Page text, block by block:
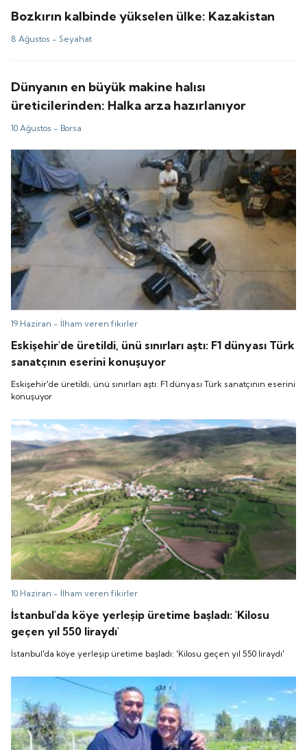
Bozkırın kalbinde yükselen ülke: Kazakistan
8 Ağustos -Seyahat
Dünyanın en büyük makine halısı
üreticilerinden: Halka arza hazırlanıyor
10 Ağustos - Borsa
19 Haziran - İlham veren fikirler
Eskişehir'de üretildi, ünü sınırları aştı: F1 dünyası Türk
sanatçının eserini konuşuyor
Eskişehir'de üretildi, ünü sınırları aştı: F1 dünyası Türk sanatçının eserini
konuşuyor
10 Haziran - İlham veren fikirler
İstanbul'da köye yerleşip üretime başladı: 'Kilosu
geçen yıl 550 liraydı'
İstanbul'da köye yerleşip üretime başladı: 'Kilosu geçen yıl 550 liraydı'